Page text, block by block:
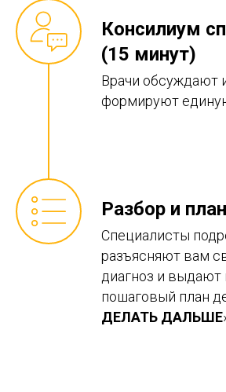
Консилиум
(15 минут)
Врачи обсуждают
формируют
Разбор и
Специалисты
разъясняют вам
диагноз и
пошаговый план
ДЕЛАТЬ ДАЛЬШЕ